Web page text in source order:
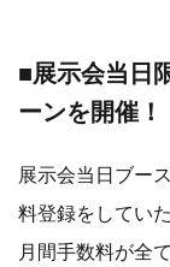
■展示会当日
ーンを開催！
展示会当日ブー
料登録をしてい
月間手数料が全